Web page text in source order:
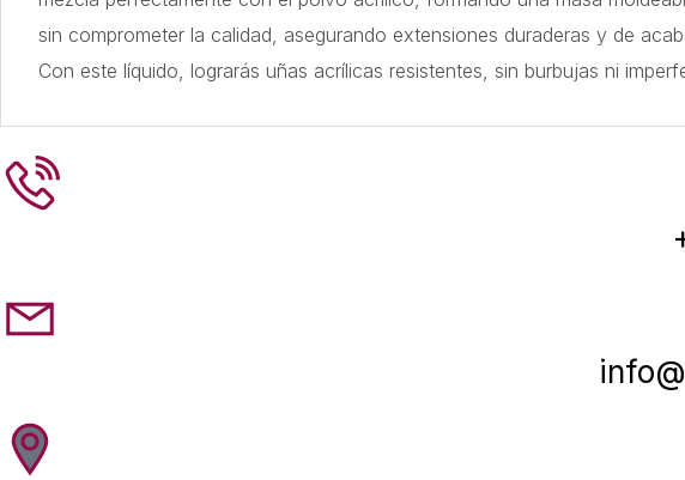
sin comprometer la calidad, asegurando extensiones duraderas y de
Con este líquido, lograrás uñas acrílicas resistentes, sin burbujas ni